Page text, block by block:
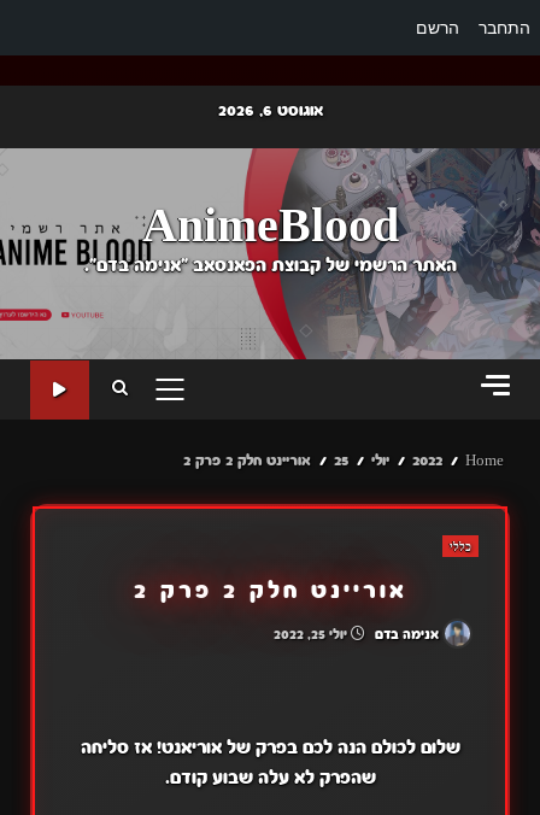
התחבר הרשם
content
אוגוסט 6, 2026
AnimeBlood
האתר הרשמי של קבוצת הפאנסאב "אנימה בדם".
PRIMARY
Home
2022 יולי 25 אוריינט חלק 2 פרק 2
כללי
אוריינט חלק 2 פרק 2
אנימה בדם יולי 25, 2022
שלום לכולם הנה לכם בפרק של אוריאנט! אז סליחה
שהפרק לא עלה שבוע קודם.